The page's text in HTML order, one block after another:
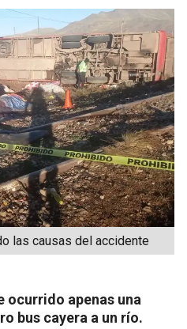
las causas del accidente
ocurrido apenas una
bus cayera a un río.